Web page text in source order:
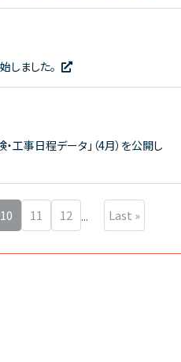
しました。
工事日程データ」（4月）を公開し
10 11 12
...
Last »